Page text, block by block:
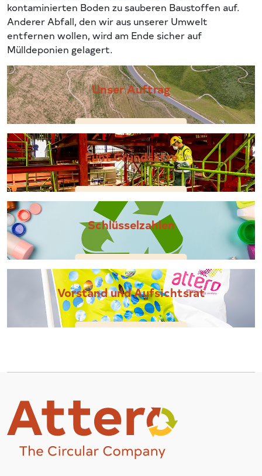
kontaminierten Boden zu sauberen Baustoffen auf.
Anderer Abfall, den wir aus unserer Umwelt
entfernen wollen, wird am Ende sicher auf
Mülldeponien gelagert.
Unser Auftrag
Fünf Grundsätze
Schlüsselzahlen
Vorstand und Aufsichtsrat